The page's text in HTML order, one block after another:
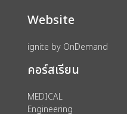
import_contacts วางแผนการเรียน
account_circle เข้าสู่ระบบ
assignment ลงทะเบียน
Website
ignite by OnDemand
คอร์สเรียน
MEDICAL
Engineering